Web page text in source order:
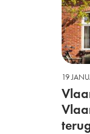
19